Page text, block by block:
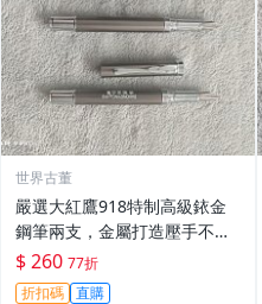
世界古董
嚴選大紅鷹918特制高級銥金
鋼筆兩支，金屬打造壓手不
累，細膩鋒毫順滑書寫。收藏
佳品！ 大紅鷹 918 鏡面 鋰
$ 260 77折
折扣碼 直購